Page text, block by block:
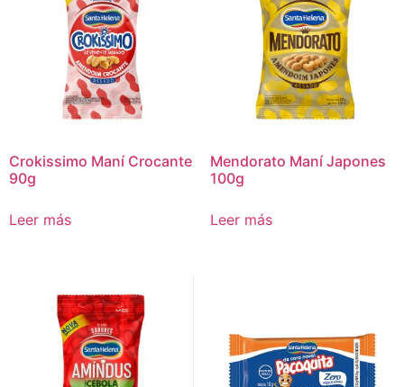
Crokissimo Maní Crocante
90g
Leer más
Mendorato Maní Japones
100g
Leer más